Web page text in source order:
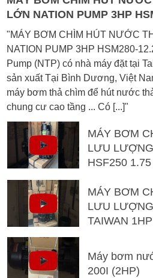
LỚN NATION PUMP 3HP
"MÁY BƠM CHÌM HÚT NƯỚC
NATION PUMP 3HP HSM280-
Pump (NTP) có nhà máy đặt tại
sản xuất Tại Bình Dương, Việt
máy bơm thả chìm để hút nước
chung cư cao tầng ... Có [...]"
MÁY BƠM
LƯU
HSF250
MÁY BƠM
LƯU
TAIWAN
Máy bơm
200I (2HP)